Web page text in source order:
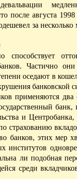
после августа
за несколько
способствует
Частично
оседают в
банковской
применяются два
банк,
и
страхованию
банков, этих мер
институтов
ли подобная
среди